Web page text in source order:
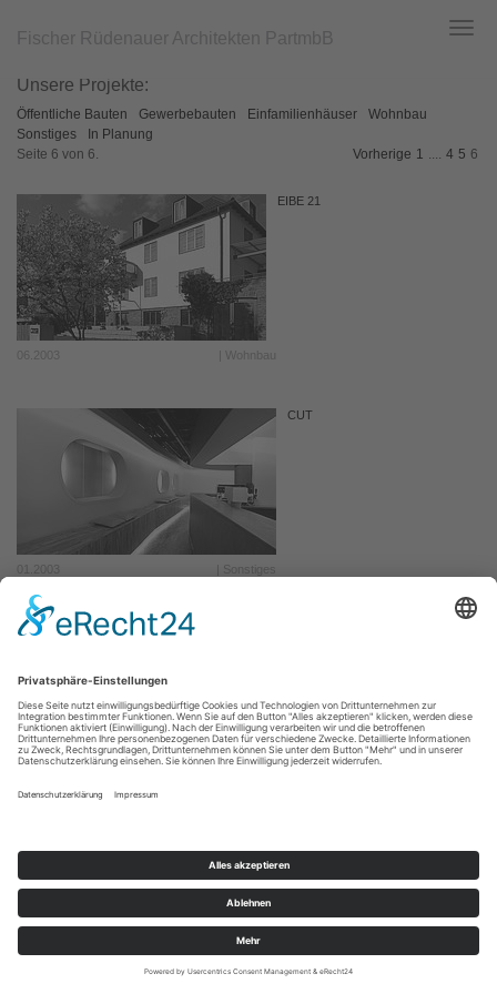
Hauptinhalt
springen
Fischer Rüdenauer Architekten PartmbB
Unsere Projekte:
Öffentliche Bauten Gewerbebauten Einfamilienhäuser
Wohnbau
Sonstiges
In Planung
Seite 6 von 6.
Vorherige 1 .... 4 5 6
EIBE 21
06.2003 | Wohnbau
CUT
01.2003 | Sonstiges
Seite 6 von 6. 5 6
Datenschutz | Cookie-Einstellungen
© 2026 FRA